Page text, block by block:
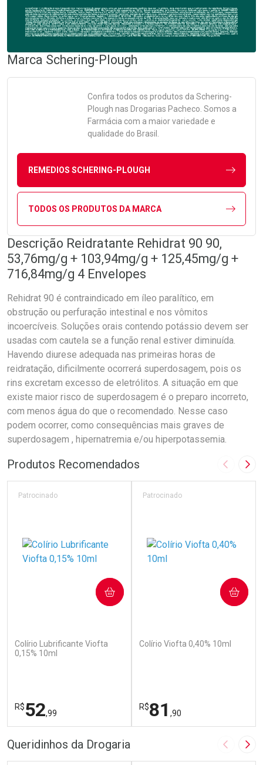
Marca Schering-Plough
Confira todos os produtos da Schering-
Plough nas Drogarias Pacheco. Somos a
Farmácia com a maior variedade e
qualidade do Brasil.
REMEDIOS SCHERING-PLOUGH
TODOS OS PRODUTOS DA MARCA
Descrição Reidratante Rehidrat 90 90,
53,76mg/g + 103,94mg/g + 125,45mg/g +
716,84mg/g 4 Envelopes
Rehidrat 90 é contraindicado em íleo paralítico, em
obstrução ou perfuração intestinal e nos vômitos
incoercíveis. Soluções orais contendo potássio devem ser
usadas com cautela se a função renal estiver diminuída.
Havendo diurese adequada nas primeiras horas de
reidratação, dificilmente ocorrerá superdosagem, pois os
rins excretam excesso de eletrólitos. A situação em que
existe maior risco de superdosagem é o preparo incorreto,
com menos água do que o recomendado. Nesse caso
podem ocorrer, como consequências mais graves de
superdosagem , hipernatremia e/ou hiperpotassemia.
Produtos Recomendados Imagem
Colírio Lubrificante Viofta
0,15% 10ml
Patrocinado
R$52,99
COMPRAR
Colírio Viofta 0,40% 10ml
Patrocinado
R$81 ,90
COMPRAR
Queridinhos da Drogaria Imagem